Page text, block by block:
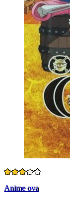
Anime ova